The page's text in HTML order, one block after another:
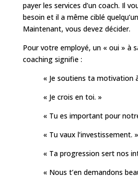
payer les services d’un coach. Il
besoin et il a même ciblé
Maintenant, vous devez décider.
Pour votre employé, un « oui » à
coaching signifie :
« Je soutiens ta motivation
« Je crois en toi. »
« Tu es important pour
« Tu vaux l’investissement. »
« Ta progression sert nos
« Nous t’en demandons